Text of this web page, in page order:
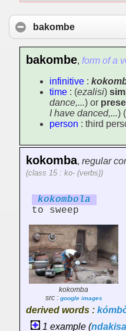
bakombe
bakombe, form of a
infinitive :
time : (ezalisi)
dance,...) or
I have danced,...)
person : third
kokomba, regular
(class 15 : ko- (verbs))
kokombola
to sweep
kokomba
src : google images
derived words :
1 example (ndakisa